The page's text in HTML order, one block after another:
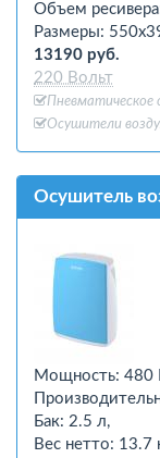
Объем
Размеры:
13190 руб.
220 Вольт
Пневматическое
Осушители
Осушитель
Мощность: 480
Бак: 2.5 л,
Вес нетто: 13.7